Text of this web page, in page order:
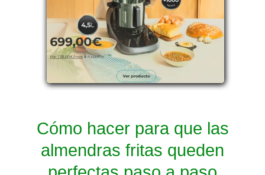
Cómo hacer para que las
almendras fritas queden